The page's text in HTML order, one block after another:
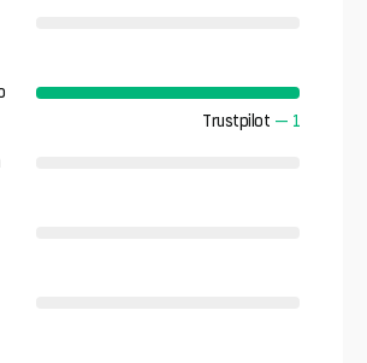
Trustpilot — 1